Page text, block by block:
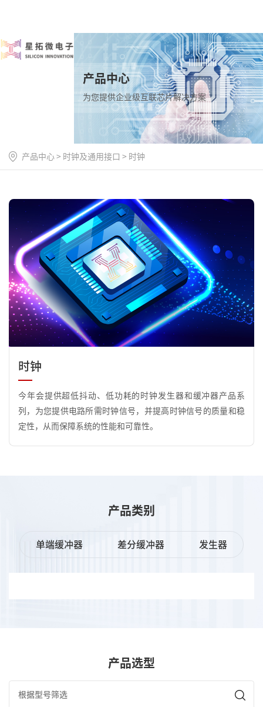
产品中心
为您提供企业级互联芯片解决方案
产品中心 > 时钟及通用接口 > 时钟
时钟
今年会提供超低抖动、低功耗的时钟发生器和缓冲器产品系
列，为您提供电路所需时钟信号，并提高时钟信号的质量和稳
定性，从而保障系统的性能和可靠性。
产品类别
单端缓冲器 差分缓冲器 发生器
产品选型